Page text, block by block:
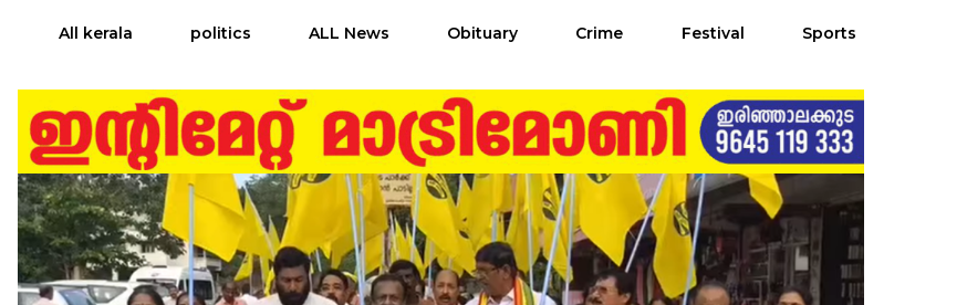
All kerala politics ALL News Obituary Crime Festival Sports